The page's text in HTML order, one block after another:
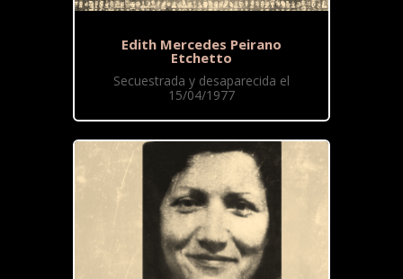
Edith Mercedes Peirano
Etchetto
Secuestrada y desaparecida el
15/04/1977